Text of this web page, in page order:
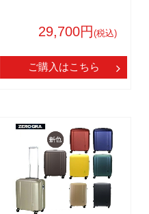
29,700円(税込)
ご購入はこちら